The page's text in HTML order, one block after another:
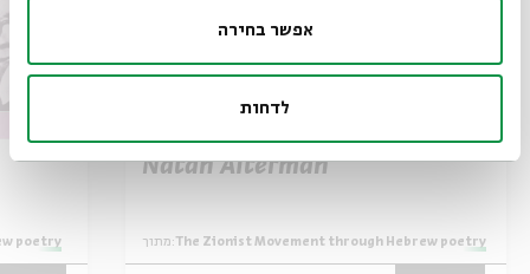
אפשר בחירה
לדחות
Natan Alterman
מתוך: The Zionist Movement through Hebrew poetry
poetry